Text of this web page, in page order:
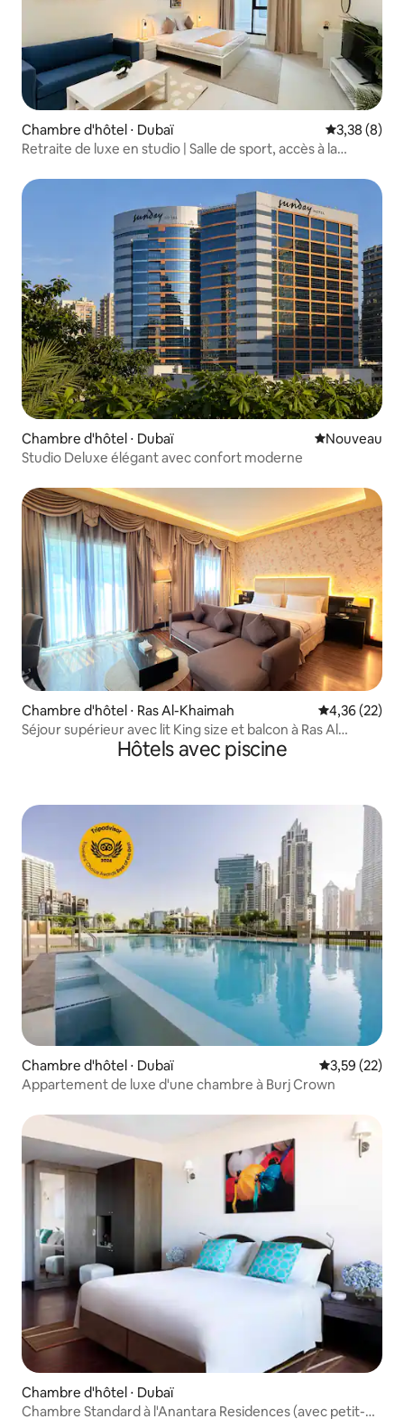
Chambre d'hôtel ⋅ Dubaï Évaluation
3,38 (8)
Retraite de luxe en studio | Salle de sport, accès à la
Chambre d'hôtel ⋅ Dubaï Nouvel
Nouveau
Studio Deluxe élégant avec confort moderne
Chambre d'hôtel ⋅ Ras Al-Khaimah Évaluation
4,36 (22)
Séjour supérieur avec lit King size et balcon à Ras Al
Hôtels avec piscine
Chambre d'hôtel ⋅ Dubaï Évaluation
3,59 (22)
Appartement de luxe d'une chambre à Burj Crown
Chambre d'hôtel ⋅ Dubaï
Chambre Standard à l'Anantara Residences (avec petit-